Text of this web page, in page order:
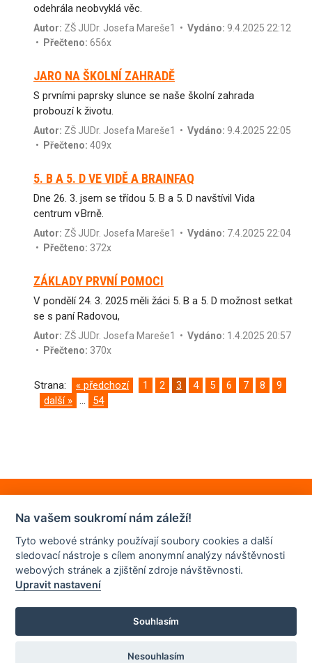
odehrála neobvyklá věc.
Autor: ZŠ JUDr. Josefa Mareše1 • Vydáno: 9.4.2025 22:12
•
Přečteno: 656x
JARO NA ŠKOLNÍ ZAHRADĚ
S prvními paprsky slunce se naše školní zahrada
probouzí k životu.
Autor: ZŠ JUDr. Josefa Mareše1 • Vydáno: 9.4.2025 22:05
•
Přečteno: 409x
5. B A 5. D VE VIDĚ A BRAINFAQ
Dne 26. 3. jsem se třídou 5. B a 5. D navštívil Vida
centrum v Brně.
Autor: ZŠ JUDr. Josefa Mareše1 • Vydáno: 7.4.2025 22:04
•
Přečteno: 372x
ZÁKLADY PRVNÍ POMOCI
V pondělí 24. 3. 2025 měli žáci 5. B a 5. D možnost setkat
se s paní Radovou,
Autor: ZŠ JUDr. Josefa Mareše1 • Vydáno: 1.4.2025 20:57
•
Přečteno: 370x
Strana: « předchozí 1 2 3 4 5 6 7 8
9
další » ... 54
© 2022 | ZŠ JUDr. Josefa Mareše a MŠ Znojmo
Omluvenky a žádosti
Na vašem soukromí nám záleží!
Tyto webové stránky používají soubory cookies a další
sledovací nástroje s cílem anonymní analýzy návštěvnosti
webových stránek a zjištění zdroje návštěvnosti.
Upravit nastavení
Souhlasím
Nesouhlasím